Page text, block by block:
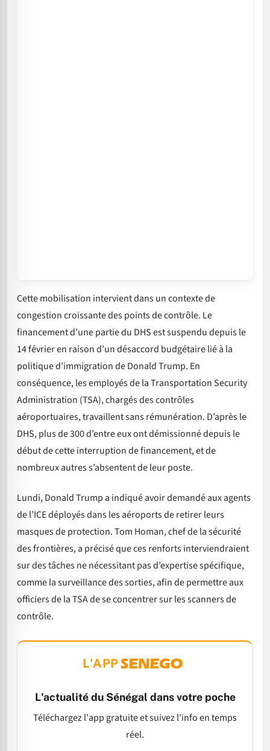
Cette mobilisation intervient dans un contexte de
congestion croissante des points de contrôle. Le
financement d’une partie du DHS est suspendu depuis le
14 février en raison d’un désaccord budgétaire lié à la
politique d’immigration de Donald Trump. En
conséquence, les employés de la Transportation Security
Administration (TSA), chargés des contrôles
aéroportuaires, travaillent sans rémunération. D’après le
DHS, plus de 300 d’entre eux ont démissionné depuis le
début de cette interruption de financement, et de
nombreux autres s’absentent de leur poste.
Lundi, Donald Trump a indiqué avoir demandé aux agents
de l’ICE déployés dans les aéroports de retirer leurs
masques de protection. Tom Homan, chef de la sécurité
des frontières, a précisé que ces renforts interviendraient
sur des tâches ne nécessitant pas d’expertise spécifique,
comme la surveillance des sorties, afin de permettre aux
officiers de la TSA de se concentrer sur les scanners de
contrôle.
L'APP
L'actualité du Sénégal dans votre poche
Téléchargez l'app gratuite et suivez l'info en temps
réel.